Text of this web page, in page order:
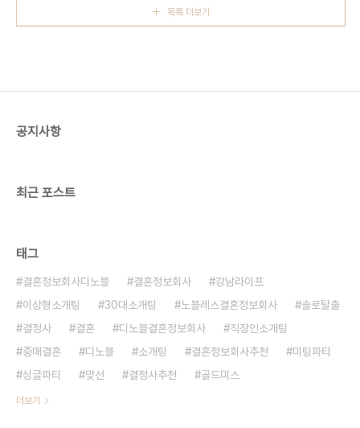
체계적인 시스템으로 운영되고 있는 결혼정보회사로
중 추첨을 ..
목록 더보기
공지사항
최근 포스트
태그
결혼정보회사디노블 결혼정보회사
강남라이프
이상형소개팅
30대소개팅 노블레스결혼정보회사
솔로탈출
결정사
결혼 디노블결혼정보회사
직장인소개팅
중매결혼
디노블 소개팅 결혼정보회사추천
미팅파티
싱글파티
맞선 결정사추천 골드미스
더보기